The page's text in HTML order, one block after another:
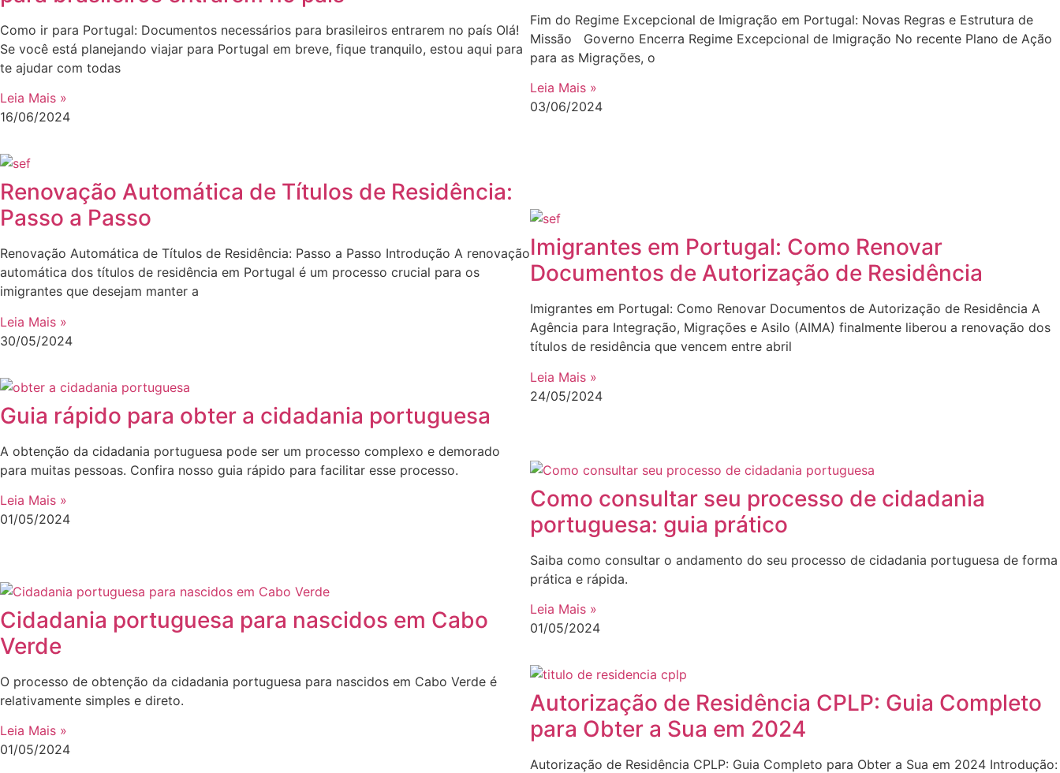
Como ir para Portugal: Documentos necessários para brasileiros entrarem no país Olá!
Se você está planejando viajar para Portugal em breve, fique tranquilo, estou aqui para
te ajudar com todas
Leia Mais »
16/06/2024
Fim do Regime Excepcional de Imigração em Portugal: Novas Regras e Estrutura de
Missão Governo Encerra Regime Excepcional de Imigração No recente Plano de Ação
para as Migrações, o
Leia Mais »
03/06/2024
Renovação Automática de Títulos de Residência:
Passo a Passo
Renovação Automática de Títulos de Residência: Passo a Passo Introdução A renovação
automática dos títulos de residência em Portugal é um processo crucial para os
imigrantes que desejam manter a
Leia Mais »
30/05/2024
Imigrantes em Portugal: Como Renovar
Documentos de Autorização de Residência
Imigrantes em Portugal: Como Renovar Documentos de Autorização de Residência A
Agência para Integração, Migrações e Asilo (AIMA) finalmente liberou a renovação dos
títulos de residência que vencem entre abril
Leia Mais »
24/05/2024
Guia rápido para obter a cidadania portuguesa
A obtenção da cidadania portuguesa pode ser um processo complexo e demorado
para muitas pessoas. Confira nosso guia rápido para facilitar esse processo.
Leia Mais »
01/05/2024
Como consultar seu processo de cidadania
portuguesa: guia prático
Saiba como consultar o andamento do seu processo de cidadania portuguesa de forma
prática e rápida.
Leia Mais »
01/05/2024
Cidadania portuguesa para nascidos em Cabo
Verde
O processo de obtenção da cidadania portuguesa para nascidos em Cabo Verde é
relativamente simples e direto.
Leia Mais »
01/05/2024
Autorização de Residência CPLP: Guia Completo
para Obter a Sua em 2024
Autorização de Residência CPLP: Guia Completo para Obter a Sua em 2024 Introdução: